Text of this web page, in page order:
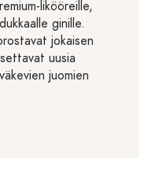
likööreille,
ginille.
jokaisen
uusia
juomien